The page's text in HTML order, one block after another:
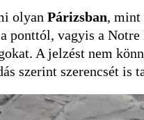
olyan Párizsban, mint
ponttól, vagyis a
A jelzést nem
szerint szerencsét is